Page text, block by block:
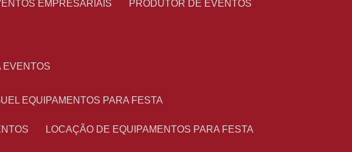
EMPRESARIAIS PRODUTOR DE EVENTOS
EVENTOS
EQUIPAMENTOS PARA FESTA
LOCAÇÃO DE EQUIPAMENTOS PARA FESTA